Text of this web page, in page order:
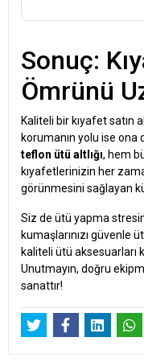
Sonuç:
Ömrünü
Kaliteli bir kıyafet satın
korumanın yolu ise ona
teflon ütü altlığı, hem
kıyafetlerinizin her
görünmesini sağlayan
Siz de ütü yapma
kumaşlarınızı güvenle
kaliteli ütü aksesuarları
Unutmayın, doğru
sanattır!